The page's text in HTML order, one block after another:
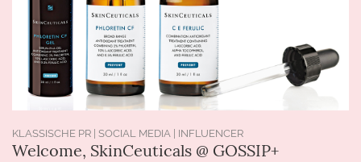
KLASSISCHE PR | SOCIAL MEDIA | INFLUENCER
Welcome, SkinCeuticals @ GOSSIP+